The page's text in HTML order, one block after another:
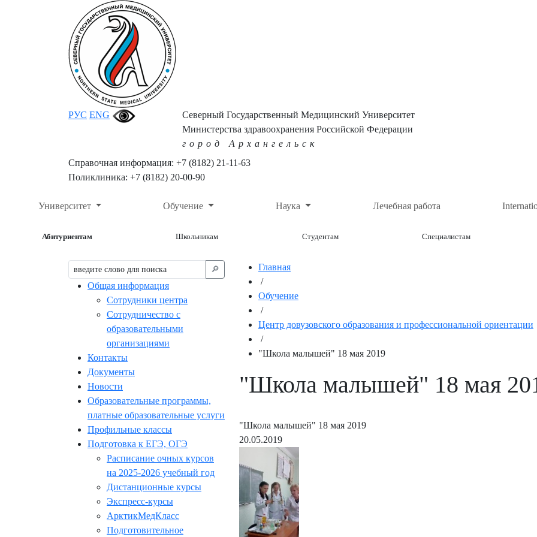
РУС ENG
Северный Государственный Медицинский Университет
Министерства здравоохранения Российской Федерации
город Архангельск
Справочная информация: +7 (8182) 21-11-63
Поликлиника: +7 (8182) 20-00-90
Университет Обучение Наука Лечебная работа
Абитуриентам Школьникам Студентам Специалистам
🔎︎
Общая информация
Сотрудники центра
Сотрудничество с
образовательными
организациями
Контакты
Документы
Новости
Образовательные программы,
платные образовательные услуги
Профильные классы
Подготовка к ЕГЭ, ОГЭ
Расписание очных курсов
на 2025-2026 учебный год
Дистанционные курсы
Экспресс-курсы
АрктикМедКласс
Подготовительное
Главная
/
Обучение
/
Центр довузовского образования и профессиональной ориентации
/
"Школа малышей" 18 мая 2019
"Школа малышей" 18 мая
"Школа малышей" 18 мая 2019
20.05.2019